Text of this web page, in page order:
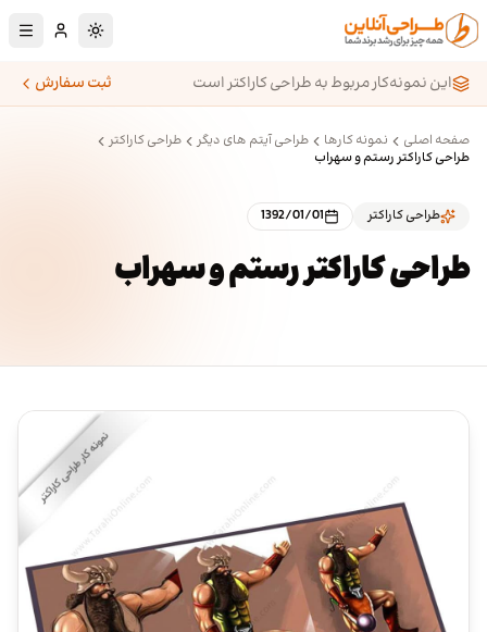
پرش به محتوای اصلی
تغییر به حالت
این نمونه‌کار مربوط به طراحی کاراکتر است
ثبت سفارش
صفحه اصلی نمونه کارها طراحی آیتم های دیگر
طراحی کاراکتر
طراحی کاراکتر رستم و سهراب
طراحی کاراکتر 1392/01/01
طراحی کاراکتر رستم و سهراب